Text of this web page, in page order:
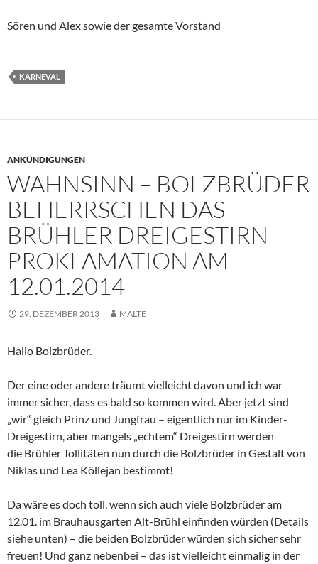
Sören und Alex sowie der gesamte Vorstand
KARNEVAL
ANKÜNDIGUNGEN
WAHNSINN – BOLZBRÜDER
BEHERRSCHEN DAS
BRÜHLER DREIGESTIRN –
PROKLAMATION AM
12.01.2014
29. DEZEMBER 2013 MALTE
Hallo Bolzbrüder.
Der eine oder andere träumt vielleicht davon und ich war
immer sicher, dass es bald so kommen wird. Aber jetzt sind
„wir“ gleich Prinz und Jungfrau – eigentlich nur im Kinder-
Dreigestirn, aber mangels „echtem“ Dreigestirn werden
die Brühler Tollitäten nun durch die Bolzbrüder in Gestalt von
Niklas und Lea Köllejan bestimmt!
Da wäre es doch toll, wenn sich auch viele Bolzbrüder am
12.01. im Brauhausgarten Alt-Brühl einfinden würden (Details
siehe unten) – die beiden Bolzbrüder würden sich sicher sehr
freuen! Und ganz nebenbei – das ist vielleicht einmalig in der